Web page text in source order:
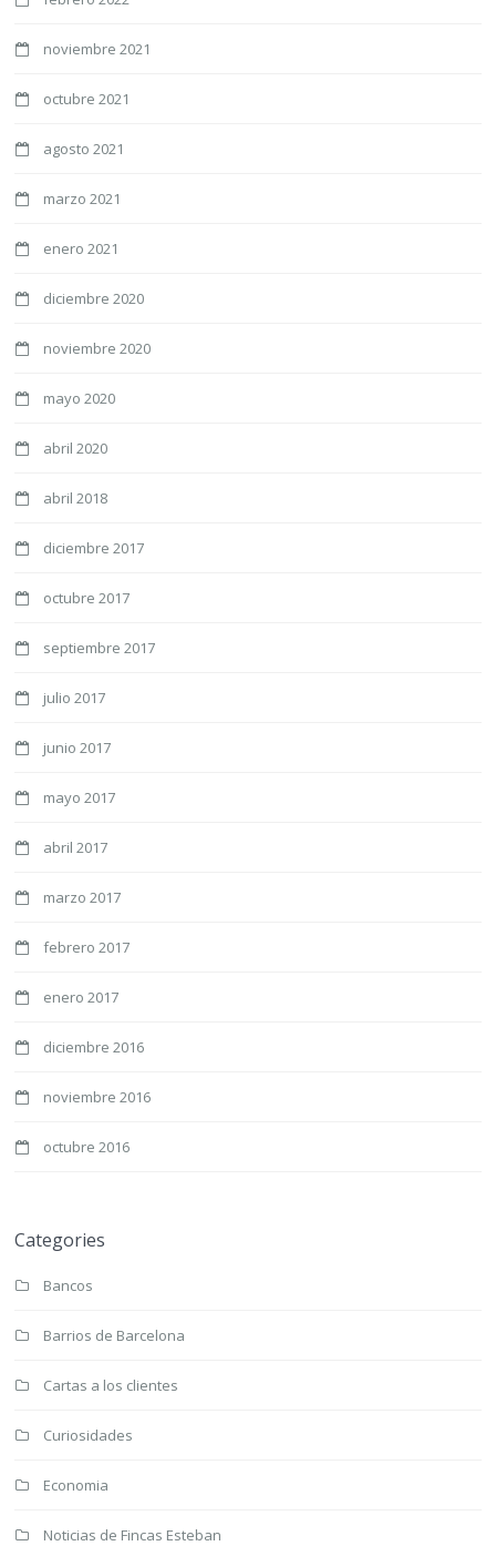
noviembre 2021
octubre 2021
agosto 2021
marzo 2021
enero 2021
diciembre 2020
noviembre 2020
mayo 2020
abril 2020
abril 2018
diciembre 2017
octubre 2017
septiembre 2017
julio 2017
junio 2017
mayo 2017
abril 2017
marzo 2017
febrero 2017
enero 2017
diciembre 2016
noviembre 2016
octubre 2016
Categories
Bancos
Barrios de Barcelona
Cartas a los clientes
Curiosidades
Economia
Noticias de Fincas Esteban